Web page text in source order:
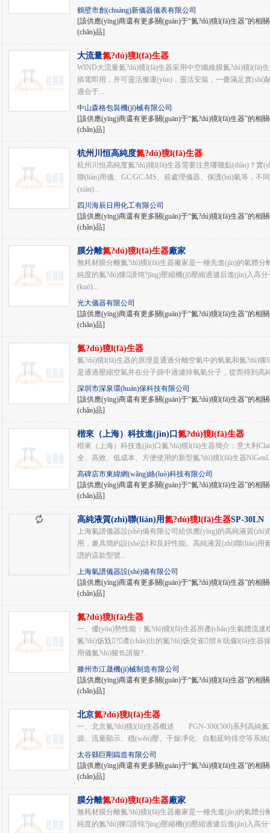
鶴壁市創(chuàng)新儀器儀表有限公司
[該供應(yīng)商還有更多關(guān)于“氮?dú)獍l(fā)生器”的相
(chǎn)品]
大流量氮?dú)獍l(fā)生器
WIND大流量氮?dú)獍l(fā)生器采用中空纖維膜氮?dú)獍l(fā)
插電即用，并可靈活搬運(yùn)，靈活安裝，一臺滿足實(shí)
適合于...
中山森格包裝機(jī)械有限公司
[該供應(yīng)商還有更多關(guān)于“氮?dú)獍l(fā)生器”的相
(chǎn)品]
杭州川恒高純度氮?dú)獍l(fā)生器
杭州川恒高純度氮?dú)獍l(fā)生器需要注意哪幾點(diǎn)？實
聯(lián)用儀、GC/GC-MS、前處理儀器、保護(hù)氣等，不
(xiàn)...
四川海辰日用化工有限公司
[該供應(yīng)商還有更多關(guān)于“氮?dú)獍l(fā)生器”的相
(chǎn)品]
膜分離氮?dú)獍l(fā)生器廠家
無耗材膜分離氮?dú)獍l(fā)生器廠家是一種先進(jìn)的氣體
純度的氮?dú)猓諝饨?jīng)壓縮機(jī)壓縮過濾后進(jìn)入高
(kuò)...
光大儀器有限公司
[該供應(yīng)商還有更多關(guān)于“氮?dú)獍l(fā)生器”的相
(chǎn)品]
氮?dú)獍l(fā)生器
氮?dú)獍l(fā)生器的原理是通過分離空氣中的氧氣和氮?dú)
是通過壓縮空氣并在分子篩中過濾掉氧氣分子，從而得到高
深圳市深泉環(huán)保科技有限公司
[該供應(yīng)商還有更多關(guān)于“氮?dú)獍l(fā)生器”的相
(chǎn)品]
楷來（上海）科技進(jìn)口 氮?dú)獍l(fā)生器
楷來（上海）科技進(jìn)口氮?dú)獍l(fā)生器簡介：意大利
全、高效、低成本、方便使用的新型氮?dú)獍l(fā)生器
高碑店市東緯網(wǎng)絡(luò)科技有限公司
[該供應(yīng)商還有更多關(guān)于“氮?dú)獍l(fā)生器”的相
(chǎn)品]
高純液質(zhì)聯(lián)用氮?dú)獍l(fā)生器SP-30LN
上海氣譜儀器設(shè)備有限公司給供應(yīng)的高純液質
用，兼具簡約設(shè)計和良好性能。高純液質(zhì)聯(lián)用
譜的這款型號...
上海氣譜儀器設(shè)備有限公司
[該供應(yīng)商還有更多關(guān)于“氮?dú)獍l(fā)生器”的相
(chǎn)品]
氮?dú)獍l(fā)生器
一、優(yōu)勢性能：氮?dú)獍l(fā)生器所產(chǎn)生氣體流
氮?dú)饧兓?，產(chǎn)出的氮?dú)饧兌雀摺８呒儼l(fā)生
用儀氮?dú)狻⒖諝狻?..
滕州市江晟機(jī)械制造有限公司
[該供應(yīng)商還有更多關(guān)于“氮?dú)獍l(fā)生器”的相
(chǎn)品]
北京氮?dú)獍l(fā)生器
一、北京氮?dú)獍l(fā)生器概述 PGN-300(500)系列高純氮
源、流量顯示、穩(wěn)壓、干燥凈化、自動延時排空等系
太谷縣巨剛鑄造有限公司
[該供應(yīng)商還有更多關(guān)于“氮?dú)獍l(fā)生器”的相
(chǎn)品]
膜分離氮?dú)獍l(fā)生器廠家
無耗材膜分離氮?dú)獍l(fā)生器廠家是一種先進(jìn)的氣體
純度的氮?dú)猓諝饨?jīng)壓縮機(jī)壓縮過濾后進(jìn)入高